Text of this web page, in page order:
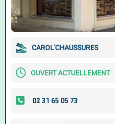
CAROL'CHAUSSURES
OUVERT ACTUELLEMENT